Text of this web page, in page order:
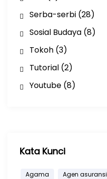
Serba-serbi(28)
Sosial Budaya(8)
Tokoh(3)
Tutorial(2)
Youtube(8)
Kata Kunci
Agama Agen asuransi